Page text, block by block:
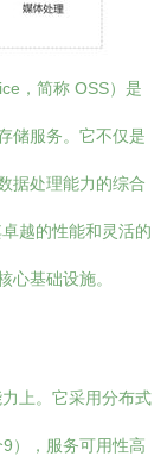
，简称 OSS）是
储服务。它不仅是
据处理能力的综合
越的性能和灵活的
心基础设施。
上。它采用分布式
），服务可用性高